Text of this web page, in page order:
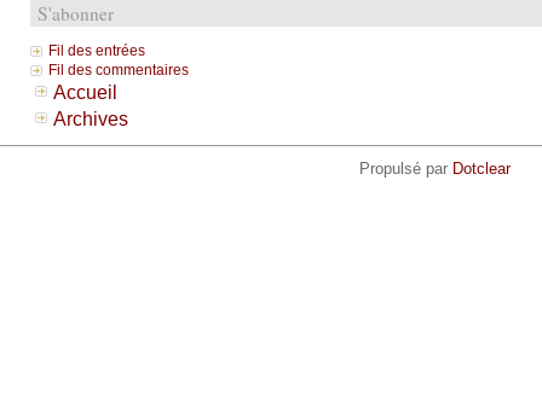
S'abonner
Fil des entrées
Fil des commentaires
Accueil
Archives
Propulsé par Dotclear